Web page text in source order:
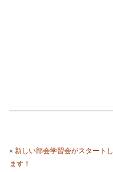
«新しい部会学習会がスタートし
ます！